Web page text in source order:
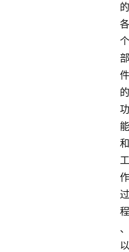
的
各
个
部
件
的
功
能
和
工
作
过
程
、
以